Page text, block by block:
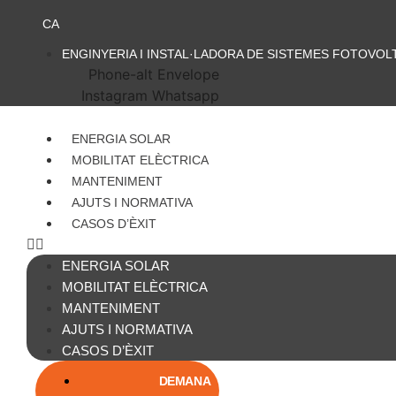
CA
ENGINYERIA I INSTAL·LADORA DE SISTEMES
Phone-alt Envelope
Instagram Whatsapp
ENERGIA SOLAR
MOBILITAT ELÈCTRICA
MANTENIMENT
AJUTS I NORMATIVA
CASOS D’ÈXIT
ENERGIA SOLAR
MOBILITAT ELÈCTRICA
MANTENIMENT
AJUTS I NORMATIVA
CASOS D’ÈXIT
DEMANA